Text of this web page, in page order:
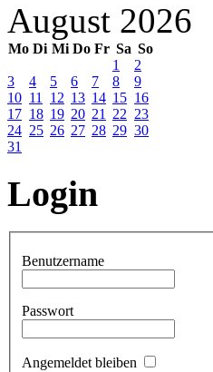
August 2026
Mo Di Mi Do Fr Sa So
1
2
3
4 5 6 7 8
9
10 11 12 13 14 15 16
17 18 19 20 21 22 23
24 25 26 27 28 29 30
31
Login
Benutzername
Passwort
Angemeldet bleiben